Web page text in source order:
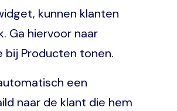
kunnen klanten
Ga hiervoor naar
bij Producten tonen.
een
naar de klant die hem